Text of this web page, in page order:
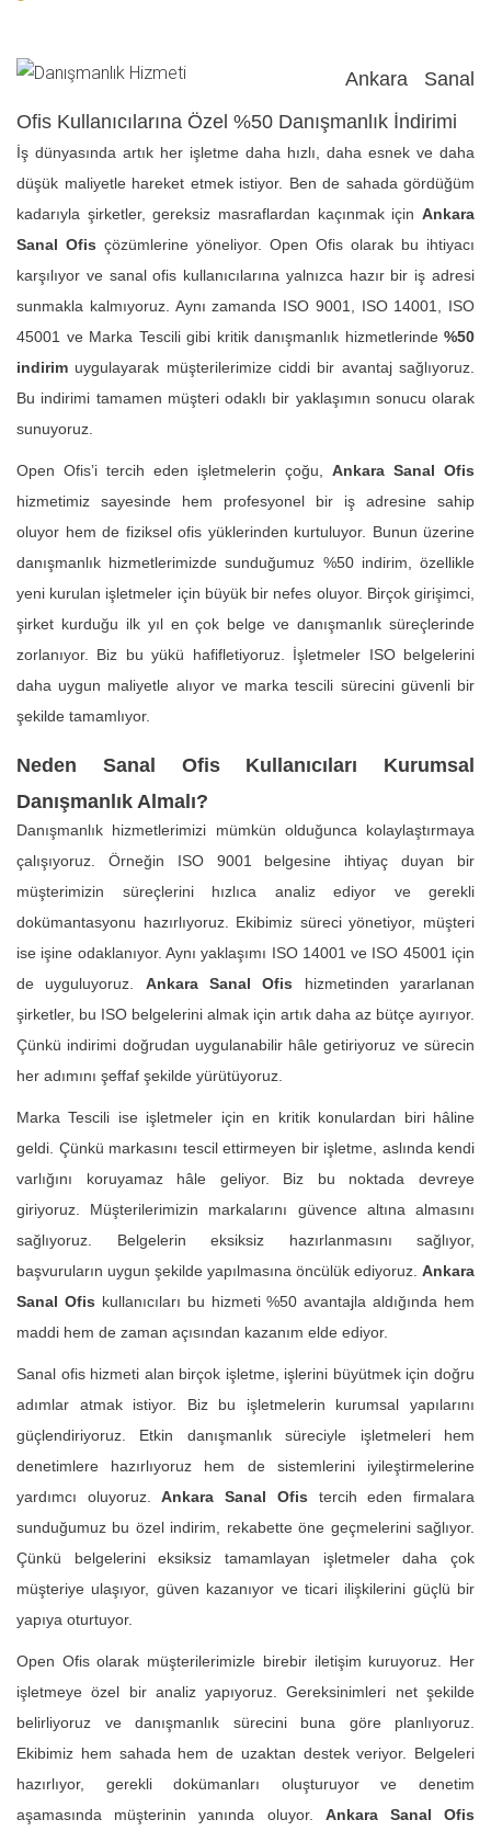
Ankara Sanal
Ofis Kullanıcılarına Özel %50 Danışmanlık İndirimi
İş dünyasında artık her işletme daha hızlı, daha esnek ve daha
düşük maliyetle hareket etmek istiyor. Ben de sahada gördüğüm
kadarıyla şirketler, gereksiz masraflardan kaçınmak için Ankara
Sanal Ofis çözümlerine yöneliyor. Open Ofis olarak bu ihtiyacı
karşılıyor ve sanal ofis kullanıcılarına yalnızca hazır bir iş adresi
sunmakla kalmıyoruz. Aynı zamanda ISO 9001, ISO 14001, ISO
45001 ve Marka Tescili gibi kritik danışmanlık hizmetlerinde %50
indirim uygulayarak müşterilerimize ciddi bir avantaj sağlıyoruz.
Bu indirimi tamamen müşteri odaklı bir yaklaşımın sonucu olarak
sunuyoruz.
Open Ofis’i tercih eden işletmelerin çoğu, Ankara Sanal Ofis
hizmetimiz sayesinde hem profesyonel bir iş adresine sahip
oluyor hem de fiziksel ofis yüklerinden kurtuluyor. Bunun üzerine
danışmanlık hizmetlerimizde sunduğumuz %50 indirim, özellikle
yeni kurulan işletmeler için büyük bir nefes oluyor. Birçok girişimci,
şirket kurduğu ilk yıl en çok belge ve danışmanlık süreçlerinde
zorlanıyor. Biz bu yükü hafifletiyoruz. İşletmeler ISO belgelerini
daha uygun maliyetle alıyor ve marka tescili sürecini güvenli bir
şekilde tamamlıyor.
Neden Sanal Ofis Kullanıcıları Kurumsal
Danışmanlık Almalı?
Danışmanlık hizmetlerimizi mümkün olduğunca kolaylaştırmaya
çalışıyoruz. Örneğin ISO 9001 belgesine ihtiyaç duyan bir
müşterimizin süreçlerini hızlıca analiz ediyor ve gerekli
dokümantasyonu hazırlıyoruz. Ekibimiz süreci yönetiyor, müşteri
ise işine odaklanıyor. Aynı yaklaşımı ISO 14001 ve ISO 45001 için
de uyguluyoruz. Ankara Sanal Ofis hizmetinden yararlanan
şirketler, bu ISO belgelerini almak için artık daha az bütçe ayırıyor.
Çünkü indirimi doğrudan uygulanabilir hâle getiriyoruz ve sürecin
her adımını şeffaf şekilde yürütüyoruz.
Marka Tescili ise işletmeler için en kritik konulardan biri hâline
geldi. Çünkü markasını tescil ettirmeyen bir işletme, aslında kendi
varlığını koruyamaz hâle geliyor. Biz bu noktada devreye
giriyoruz. Müşterilerimizin markalarını güvence altına almasını
sağlıyoruz. Belgelerin eksiksiz hazırlanmasını sağlıyor,
başvuruların uygun şekilde yapılmasına öncülük ediyoruz. Ankara
Sanal Ofis kullanıcıları bu hizmeti %50 avantajla aldığında hem
maddi hem de zaman açısından kazanım elde ediyor.
Sanal ofis hizmeti alan birçok işletme, işlerini büyütmek için doğru
adımlar atmak istiyor. Biz bu işletmelerin kurumsal yapılarını
güçlendiriyoruz. Etkin danışmanlık süreciyle işletmeleri hem
denetimlere hazırlıyoruz hem de sistemlerini iyileştirmelerine
yardımcı oluyoruz.Ankara Sanal Ofis tercih eden firmalara
sunduğumuz bu özel indirim, rekabette öne geçmelerini sağlıyor.
Çünkü belgelerini eksiksiz tamamlayan işletmeler daha çok
müşteriye ulaşıyor, güven kazanıyor ve ticari ilişkilerini güçlü bir
yapıya oturtuyor.
Open Ofis olarak müşterilerimizle birebir iletişim kuruyoruz. Her
işletmeye özel bir analiz yapıyoruz. Gereksinimleri net şekilde
belirliyoruz ve danışmanlık sürecini buna göre planlıyoruz.
Ekibimiz hem sahada hem de uzaktan destek veriyor. Belgeleri
hazırlıyor, gerekli dokümanları oluşturuyor ve denetim
aşamasında müşterinin yanında oluyor. Ankara Sanal Ofis